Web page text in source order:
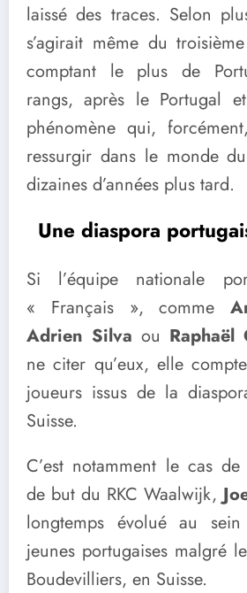
laissé des traces. Selon
s’agirait même du
comptant le plus de
rangs, après le Portugal
phénomène qui,
ressurgir dans le monde
dizaines d’années plus tard.
Une diaspora
Si l’équipe nationale
« Français », comme
Adrien Silva ou Raphaël
ne citer qu’eux, elle
joueurs issus de la
Suisse.
C’est notamment le cas de
de but du RKC Waalwijk,
longtemps évolué au
jeunes portugaises malgré
Boudevilliers, en Suisse.